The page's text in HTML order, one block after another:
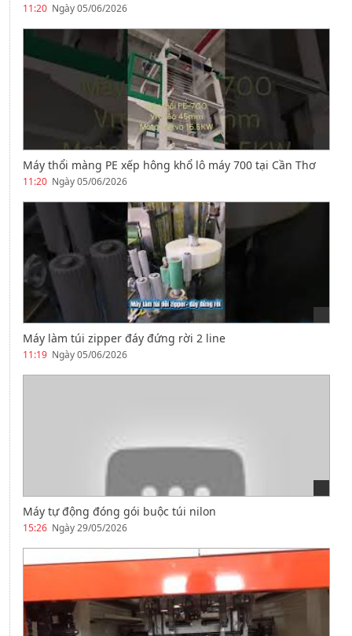
11:20 Ngày 05/06/2026
Máy thổi màng PE xếp hông khổ lô máy 700 tại Cần Thơ
11:20 Ngày 05/06/2026
Máy làm túi zipper đáy đứng rời 2 line
11:19 Ngày 05/06/2026
Máy tự động đóng gói buộc túi nilon
15:26 Ngày 29/05/2026